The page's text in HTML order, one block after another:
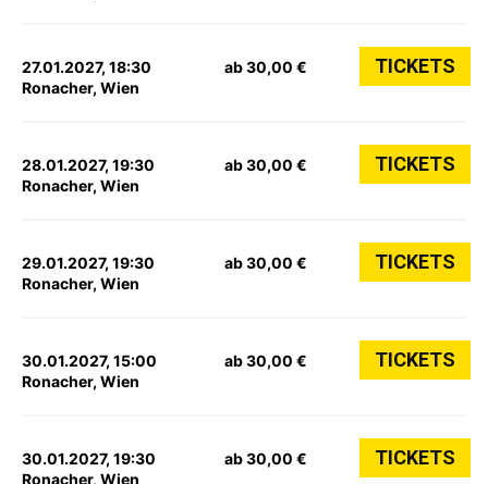
27.01.2027, 18:30
Ronacher, Wien
ab 30,00 € TICKETS
28.01.2027, 19:30
Ronacher, Wien
ab 30,00 € TICKETS
29.01.2027, 19:30
Ronacher, Wien
ab 30,00 € TICKETS
30.01.2027, 15:00
Ronacher, Wien
ab 30,00 € TICKETS
30.01.2027, 19:30
Ronacher, Wien
ab 30,00 € TICKETS